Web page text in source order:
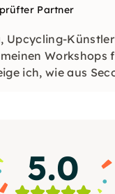
Partner
Upcycling-
Workshops
ich, wie aus
5.0